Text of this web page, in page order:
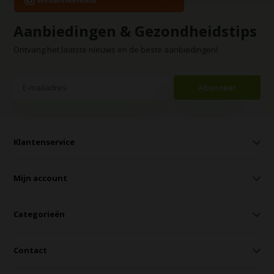
Aanbiedingen & Gezondheidstips
Ontvang het laatste nieuws en de beste aanbiedingen!
Abonneer
Klantenservice
Mijn account
Categorieën
Contact